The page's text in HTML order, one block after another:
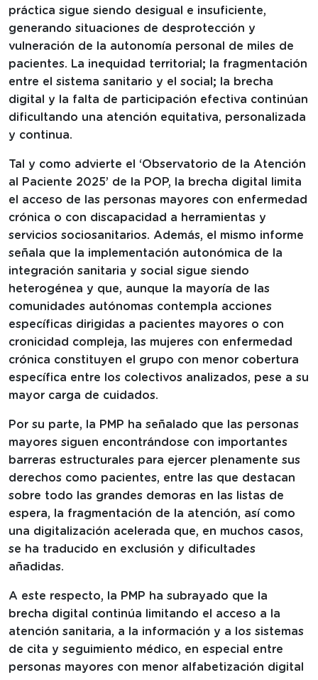
práctica sigue siendo desigual e insuficiente,
generando situaciones de desprotección y
vulneración de la autonomía personal de miles de
pacientes. La inequidad territorial; la fragmentación
entre el sistema sanitario y el social; la brecha
digital y la falta de participación efectiva continúan
dificultando una atención equitativa, personalizada
y continua.
Tal y como advierte el ‘Observatorio de la Atención
al Paciente 2025’ de la POP, la brecha digital limita
el acceso de las personas mayores con enfermedad
crónica o con discapacidad a herramientas y
servicios sociosanitarios. Además, el mismo informe
señala que la implementación autonómica de la
integración sanitaria y social sigue siendo
heterogénea y que, aunque la mayoría de las
comunidades autónomas contempla acciones
específicas dirigidas a pacientes mayores o con
cronicidad compleja, las mujeres con enfermedad
crónica constituyen el grupo con menor cobertura
específica entre los colectivos analizados, pese a su
mayor carga de cuidados.
Por su parte, la PMP ha señalado que las personas
mayores siguen encontrándose con importantes
barreras estructurales para ejercer plenamente sus
derechos como pacientes, entre las que destacan
sobre todo las grandes demoras en las listas de
espera, la fragmentación de la atención, así como
una digitalización acelerada que, en muchos casos,
se ha traducido en exclusión y dificultades
añadidas.
A este respecto, la PMP ha subrayado que la
brecha digital continúa limitando el acceso a la
atención sanitaria, a la información y a los sistemas
de cita y seguimiento médico, en especial entre
personas mayores con menor alfabetización digital